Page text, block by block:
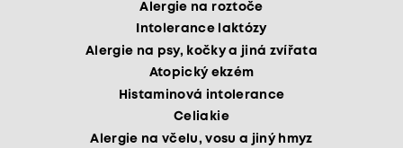
Alergie na roztoče
Intolerance laktózy
Alergie na psy, kočky a jiná zvířata
Atopický ekzém
Histaminová intolerance
Celiakie
Alergie na včelu, vosu a jiný hmyz